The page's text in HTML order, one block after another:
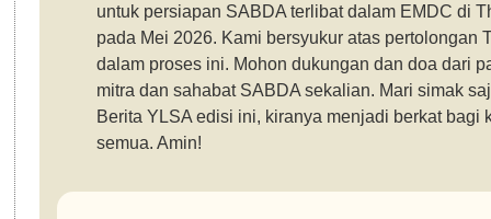
untuk persiapan SABDA terlibat dalam EMDC di
pada Mei 2026. Kami bersyukur atas pertolongan
dalam proses ini. Mohon dukungan dan doa dari
mitra dan sahabat SABDA sekalian. Mari simak
Berita YLSA edisi ini, kiranya menjadi berkat bagi
semua. Amin!